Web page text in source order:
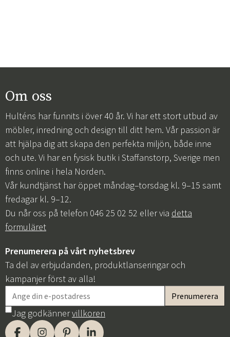
Om oss
Hulténs har funnits i över 40 år. Vi har ett stort utbud av
möbler, inredning och design till ditt hem. Vår passion är
att hjälpa dig att skapa den perfekta miljön, både inne
och ute. Vi har en fysisk butik i Staffanstorp, Sverige men
finns online i hela Norden.
Vår kundtjänst har öppet måndag–torsdag kl. 9–15 samt
fredagar kl. 9–12.
Du når oss på telefon 046 25 02 52 eller via detta
formuläret
Prenumerera på vårt nyhetsbrev
Ta del av erbjudanden, produktlanseringar och
kampanjer först av alla!
Jag godkännervillkoren